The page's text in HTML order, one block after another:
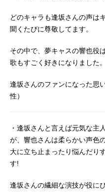
どのキャラも逢坂さんの声は
聞くたびに尊敬してます。
その中で、夢キャスの響也役
歌もすごく好きになりました。
逢坂さんのファンになった思
性）
・逢坂さんと言えば元気な主
が、響也さんは柔らかい声色
大に立ち止まったり悩んだり
す!
逢坂さんの繊細な演技が役に